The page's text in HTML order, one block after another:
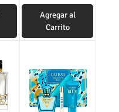
Agregar al
Carrito